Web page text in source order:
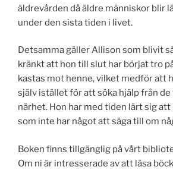
äldrevården då äldre människor blir
under den sista tiden i livet.
Detsamma gäller Allison som blivit
kränkt att hon till slut har börjat tro
kastas mot henne, vilket medför att
själv istället för att söka hjälp från de
närhet. Hon har med tiden lärt sig
som inte har något att säga till om
Boken finns tillgänglig på vårt
Om ni är intresserade av att läsa